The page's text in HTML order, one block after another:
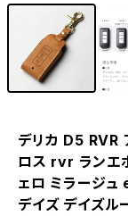
デリカ D5 RVR
ロス rvr ランエ
ェロ ミラージ
デイズ デイズ